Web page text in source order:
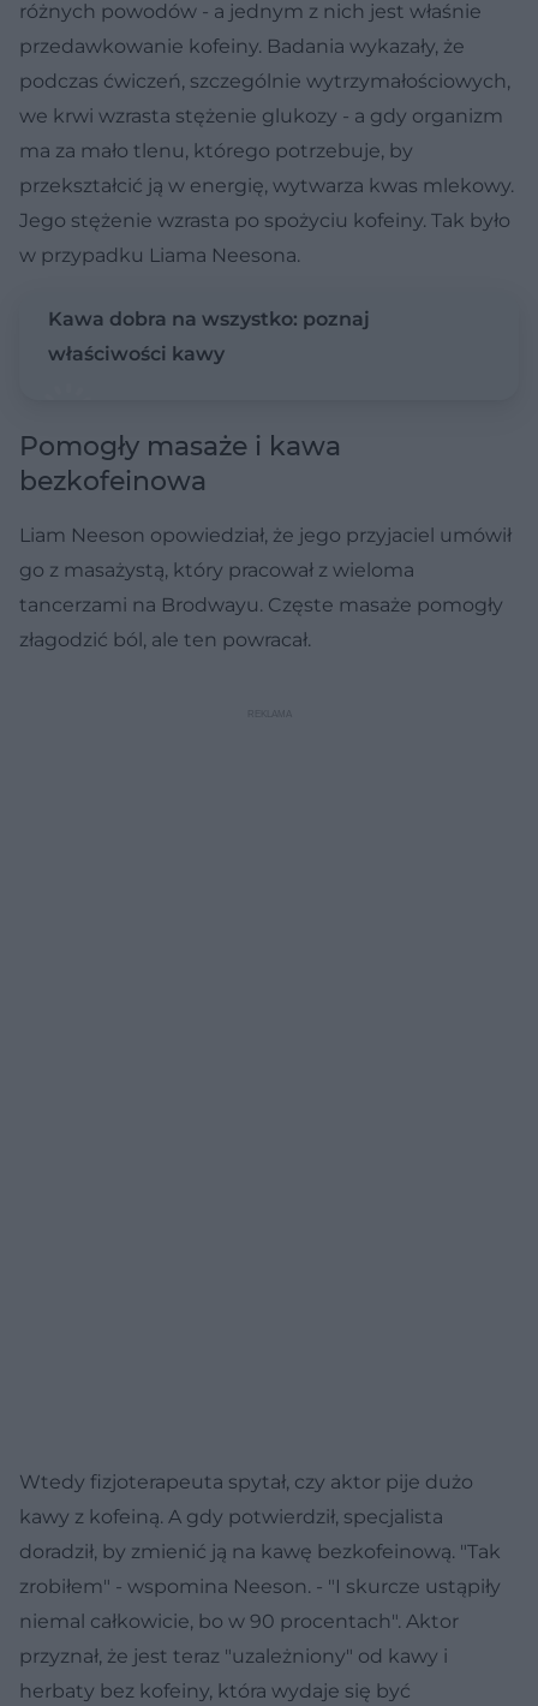
różnych powodów - a jednym z nich jest właśnie
przedawkowanie kofeiny. Badania wykazały, że
podczas ćwiczeń, szczególnie wytrzymałościowych,
we krwi wzrasta stężenie glukozy - a gdy organizm
ma za mało tlenu, którego potrzebuje, by
przekształcić ją w energię, wytwarza kwas mlekowy.
Jego stężenie wzrasta po spożyciu kofeiny. Tak było
w przypadku Liama Neesona.
Kawa dobra na wszystko: poznaj
właściwości kawy
Pomogły masaże i kawa
bezkofeinowa
Liam Neeson opowiedział, że jego przyjaciel umówił
go z masażystą, który pracował z wieloma
tancerzami na Brodwayu. Częste masaże pomogły
złagodzić ból, ale ten powracał.
Wtedy fizjoterapeuta spytał, czy aktor pije dużo
kawy z kofeiną. A gdy potwierdził, specjalista
doradził, by zmienić ją na kawę bezkofeinową. "Tak
zrobiłem" - wspomina Neeson. - "I skurcze ustąpiły
niemal całkowicie, bo w 90 procentach". Aktor
przyznał, że jest teraz "uzależniony" od kawy i
herbaty bez kofeiny, która wydaje się być